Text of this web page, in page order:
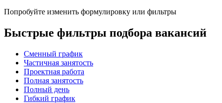
Попробуйте изменить формулировку или фильтры
Быстрые фильтры подбора вакансий
Сменный график
Частичная занятость
Проектная работа
Полная занятость
Полный день
Гибкий график